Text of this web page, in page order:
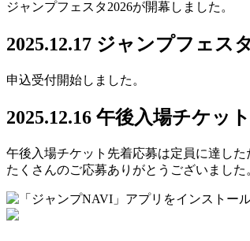
ジャンプフェスタ2026が開幕しました。
2025.12.17 ジャンプフェス
申込受付開始しました。
2025.12.16 午後入場チケッ
午後入場チケット先着応募は定員に達した
たくさんのご応募ありがとうございました